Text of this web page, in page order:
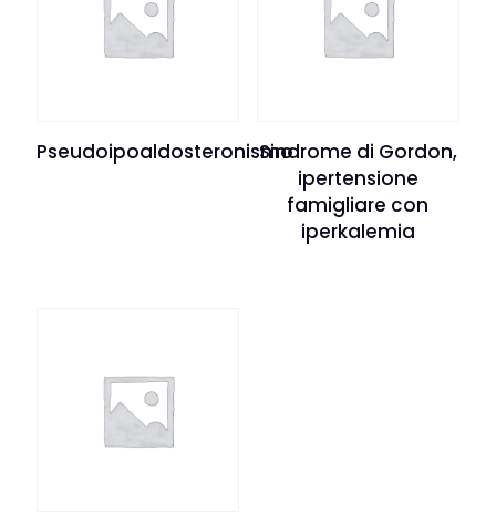
PseudoipoaldosteronismoSindrome di Gordon,
ipertensione
famigliare con
iperkalemia